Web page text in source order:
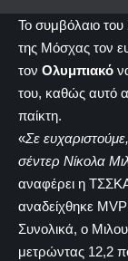
Το συμβόλαιο
της Μόσχας τον
τον Ολυμπιακό
του, καθώς αυτό
παίκτη.
«Σε
σέντερ Νίκολα
αναφέρει η
αναδείχθηκε
Συνολικά, ο
μετρώντας 12,2